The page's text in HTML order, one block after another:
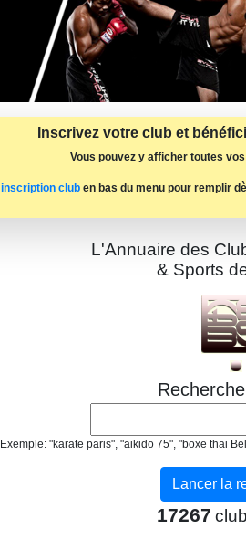
Inscrivez votre club et
Vous pouvez y afficher toutes
inscription cluben bas du menu pour remplir
L'Annuaire des
& Sports
Exemple: "karate paris", "aikido 75", "boxe thai
17267